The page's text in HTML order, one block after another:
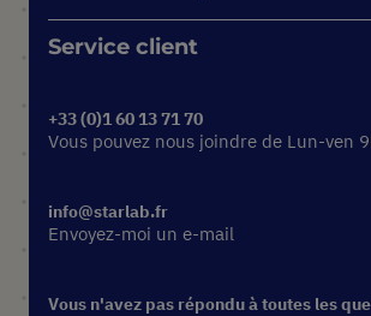
Service client
+33 (0)1 60 13 71 70
Vous pouvez nous joindre de Lun-ven
info@starlab.fr
Envoyez-moi un e-mail
Vous n'avez pas répondu à toutes les